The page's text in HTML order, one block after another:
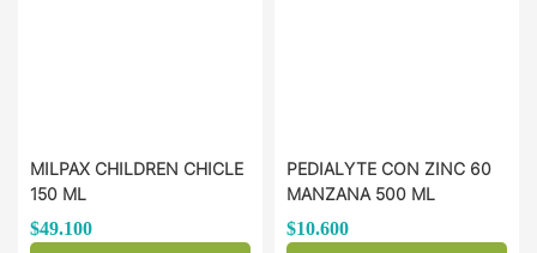
MILPAX CHILDREN CHICLE
150 ML
$49.100
PEDIALYTE CON ZINC 60
MANZANA 500 ML
$10.600